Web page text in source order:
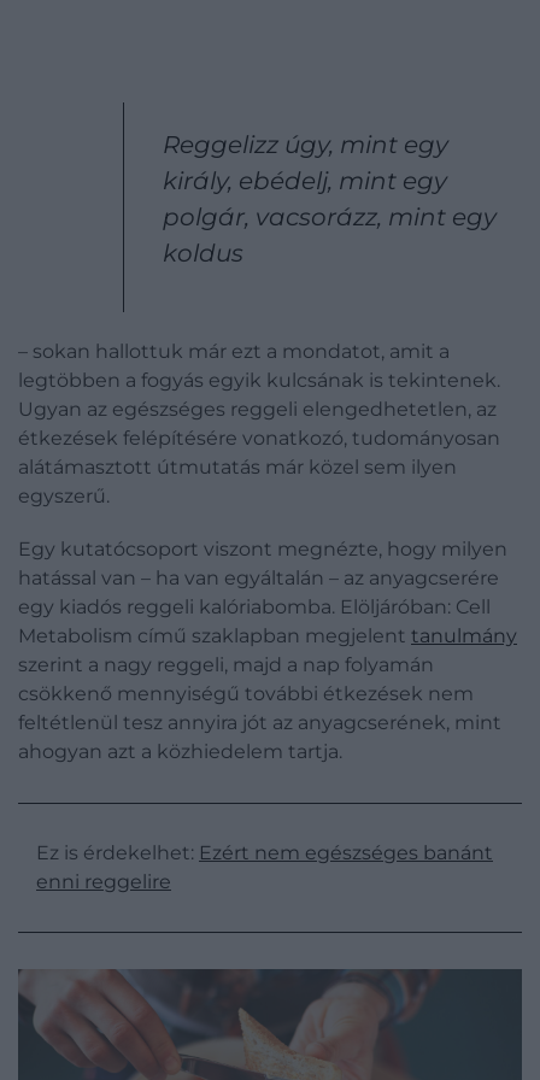
Reggelizz úgy, mint egy
király, ebédelj, mint egy
polgár, vacsorázz, mint egy
koldus
– sokan hallottuk már ezt a mondatot, amit a
legtöbben a fogyás egyik kulcsának is tekintenek.
Ugyan az egészséges reggeli elengedhetetlen, az
étkezések felépítésére vonatkozó, tudományosan
alátámasztott útmutatás már közel sem ilyen
egyszerű.
Egy kutatócsoport viszont megnézte, hogy milyen
hatással van – ha van egyáltalán – az anyagcserére
egy kiadós reggeli kalóriabomba. Elöljáróban: Cell
Metabolism című szaklapban megjelent tanulmány
szerint a nagy reggeli, majd a nap folyamán
csökkenő mennyiségű további étkezések nem
feltétlenül tesz annyira jót az anyagcserének, mint
ahogyan azt a közhiedelem tartja.
Ez is érdekelhet: Ezért nem egészséges banánt
enni reggelire